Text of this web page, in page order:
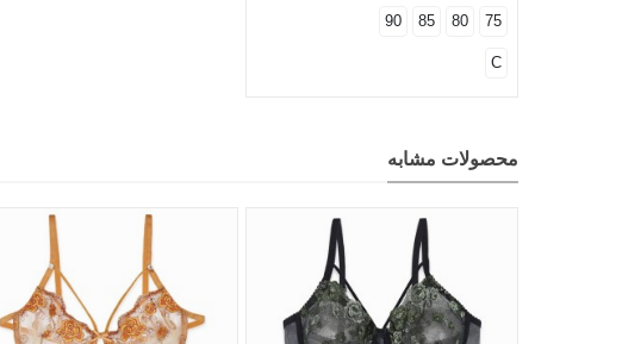
75
80
85
90
C
محصولات مشابه